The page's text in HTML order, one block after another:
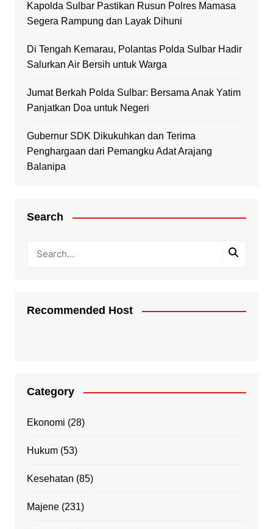
Kapolda Sulbar Pastikan Rusun Polres Mamasa
Segera Rampung dan Layak Dihuni
Di Tengah Kemarau, Polantas Polda Sulbar Hadir
Salurkan Air Bersih untuk Warga
Jumat Berkah Polda Sulbar: Bersama Anak Yatim
Panjatkan Doa untuk Negeri
Gubernur SDK Dikukuhkan dan Terima
Penghargaan dari Pemangku Adat Arajang
Balanipa
Search
Recommended Host
Category
Ekonomi (28)
Hukum(53)
Kesehatan (85)
Majene(231)